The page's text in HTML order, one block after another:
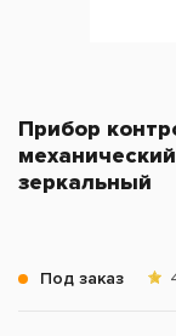
Прибор
зеркальный
Под заказ